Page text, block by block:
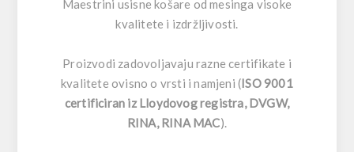
Maestrini usisne košare od mesinga visoke
kvalitete i izdržljivosti.
Proizvodi zadovoljavaju razne certifikate i
kvalitete ovisno o vrsti i namjeni (ISO 9001
certificiran iz Lloydovog registra, DVGW,
RINA, RINA MAC).